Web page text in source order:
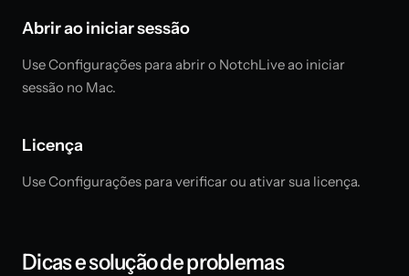
Abrir ao iniciar sessão
Use Configurações para abrir o NotchLive ao iniciar
sessão no Mac.
Licença
Use Configurações para verificar ou ativar sua licença.
Dicas e solução de problemas